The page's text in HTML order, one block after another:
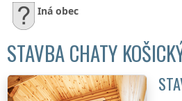
Iná obec
STAVBA CHATY